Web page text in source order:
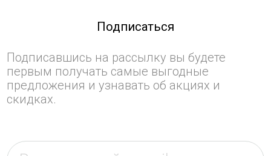
Подписаться
Подписавшись на рассылку вы будете
первым получать самые выгодные
предложения и узнавать об акциях и
скидках.